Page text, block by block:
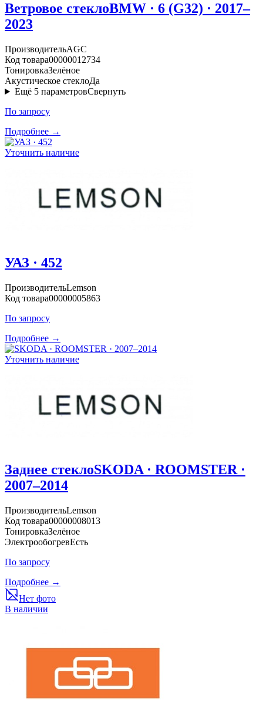
Ветровое стеклоBMW · 6 (G32) · 2017–
2023
ПроизводительAGC
Код товара00000012734
ТонировкаЗелёное
Акустическое стеклоДа
Ещё 5 параметровСвернуть
По запросу
Подробнее →
Уточнить наличие
УАЗ · 452
ПроизводительLemson
Код товара00000005863
По запросу
Подробнее →
Уточнить наличие
Заднее стеклоSKODA · ROOMSTER ·
2007–2014
ПроизводительLemson
Код товара00000008013
ТонировкаЗелёное
ЭлектрообогревЕсть
По запросу
Подробнее →
Нет фото
В наличии